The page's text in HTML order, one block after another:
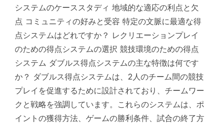
システムのケーススタディ 地域的な適応の利点と欠
点 コミュニティの好みと受容 特定の文脈に最適な得
点システムはどれですか？ レクリエーションプレイ
のための得点システムの選択 競技環境のための得点
システム ダブルス得点システムの主な特徴は何です
か？ ダブルス得点システムは、2人のチーム間の競技
プレイを促進するために設計されており、チームワー
クと戦略を強調しています。これらのシステムは、ポ
イントの獲得方法、ゲームの勝利条件、試合の終了方